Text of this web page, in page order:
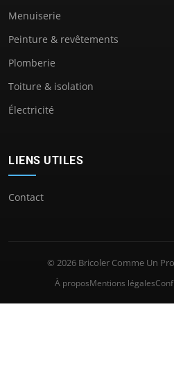
Menuiserie
Peinture & revêtements
Plomberie
Toiture & isolation
Électricité
LIENS UTILES
Contact
© 2026 Bricoler Comme Un
À proposMentions légales